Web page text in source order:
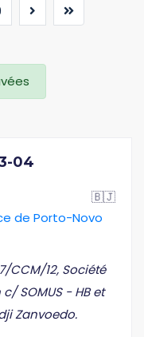
04
🇧🇯
de Porto-Novo
CCM/12, Société
SOMUS - HB et
Zanvoedo.